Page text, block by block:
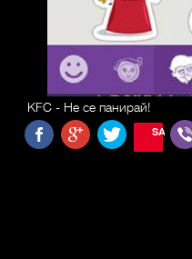
KFC - Не се панирай!
SAVE